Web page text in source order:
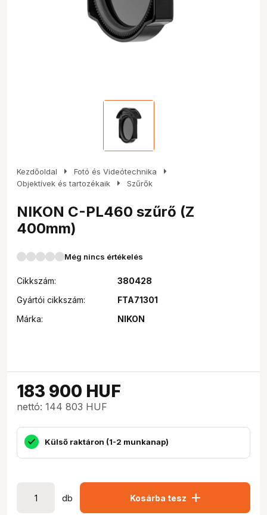
Kezdőoldal arrow_right Fotó és Videótechnika arrow_right
Objektívek és tartozékaik arrow_right Szűrők
NIKON C-PL460 szűrő (Z
400mm)
Még nincs értékelés
Cikkszám:
380428
Gyártói cikkszám:
FTA71301
Márka:
NIKON
183 900 HUF
nettó: 144 803 HUF
Külső raktáron (1-2 munkanap)
db Kosárba tesz add